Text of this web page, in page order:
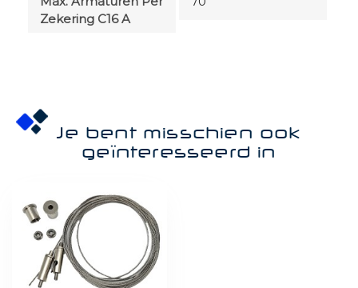
Zekering C16 A
Je bent misschien ook
geïnteresseerd in